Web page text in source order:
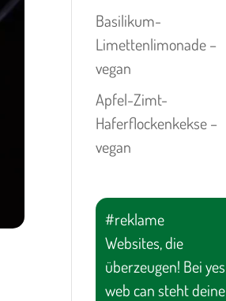
Basilikum-
Limettenlimonade –
vegan
Apfel-Zimt-
Haferflockenkekse –
vegan
#reklame
Websites, die
überzeugen! Bei yes
web can steht deine